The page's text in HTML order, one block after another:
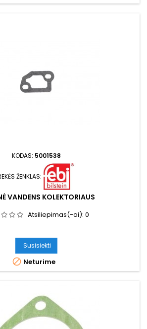
KODAS: 5001538
ŽENKLAS:
VANDENS KOLEKTORIAUS
Atsiliepimas(-ai): 0
Susisiekti
 Neturime